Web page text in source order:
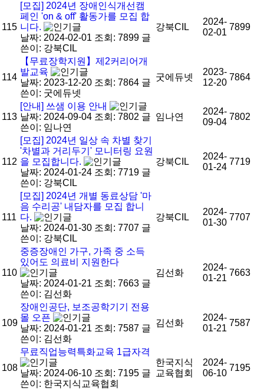
115
[모집] 2024년 장애인식개선캠
페인 'on & off' 활동가를 모집 합
니다.
날짜: 2024-02-01 조회: 7899 글
쓴이: 강북CIL
강북CIL
2024-
02-01
7899
114
【무료장학지원】제2커리어개
발교육
날짜: 2023-12-20 조회: 7864 글
쓴이: 굿에듀넷
굿에듀넷
2023-
12-20
7864
113
[안내] 쓰샘 이용 안내
날짜: 2024-09-04 조회: 7802 글
쓴이: 임나연
임나연
2024-
09-04
7802
112
[모집] 2024년 일상 속 차별 찾기
'차별과 거리두기' 모니터링 요원
을 모집합니다.
날짜: 2024-01-24 조회: 7719 글
쓴이: 강북CIL
강북CIL
2024-
01-24
7719
111
[모집] 2024년 개별 동료상담 '마
음 수리공' 내담자를 모집 합니
다.
날짜: 2024-01-30 조회: 7707 글
쓴이: 강북CIL
강북CIL
2024-
01-30
7707
110
중증장애인 가구, 가족 중 소득
있어도 의료비 지원한다
날짜: 2024-01-21 조회: 7663 글
쓴이: 김선화
김선화
2024-
01-21
7663
109
장애인공단, 보조공학기기 전용
몰 오픈
날짜: 2024-01-21 조회: 7587 글
쓴이: 김선화
김선화
2024-
01-21
7587
108
무료직업능력특화교육 1급자격
날짜: 2024-06-10 조회: 7195 글
쓴이: 한국지식교육협회
한국지식
교육협회
2024-
06-10
7195